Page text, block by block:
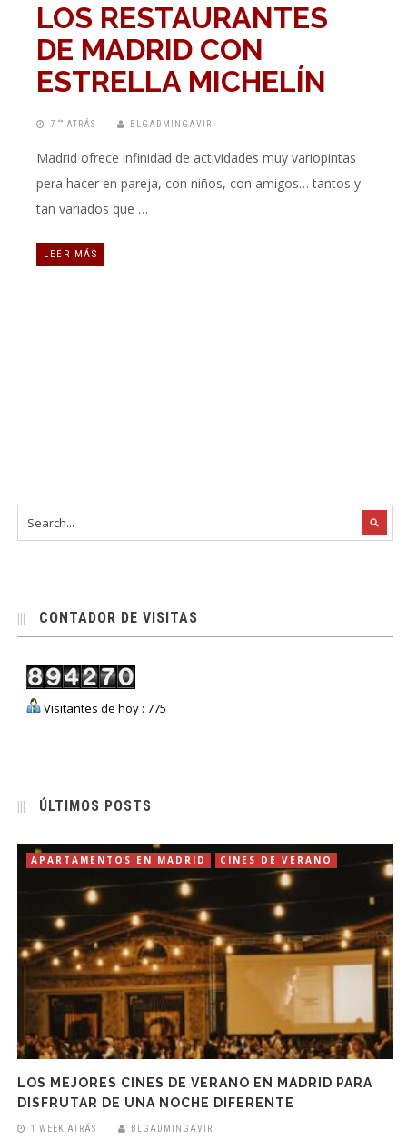
LOS RESTAURANTES
DE MADRID CON
ESTRELLA MICHELÍN
7 “” ATRÁS BLGADMINGAVIR
Madrid ofrece infinidad de actividades muy variopintas
pera hacer en pareja, con niños, con amigos… tantos y
tan variados que …
LEER MÁS
CONTADOR DE VISITAS
Visitantes de hoy : 775
ÚLTIMOS POSTS
APARTAMENTOS EN MADRID CINES DE VERANO
LOS MEJORES CINES DE VERANO EN MADRID PARA
DISFRUTAR DE UNA NOCHE DIFERENTE
1 WEEK ATRÁS BLGADMINGAVIR